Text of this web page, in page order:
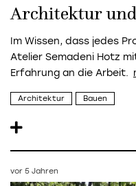
Architektur
Im Wissen, dass jedes
Atelier Semadeni Hotz
Erfahrung an die Arbeit.
Architektur Bauen
vor 5 Jahren